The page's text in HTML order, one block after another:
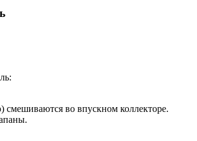
во впускном коллекторе.